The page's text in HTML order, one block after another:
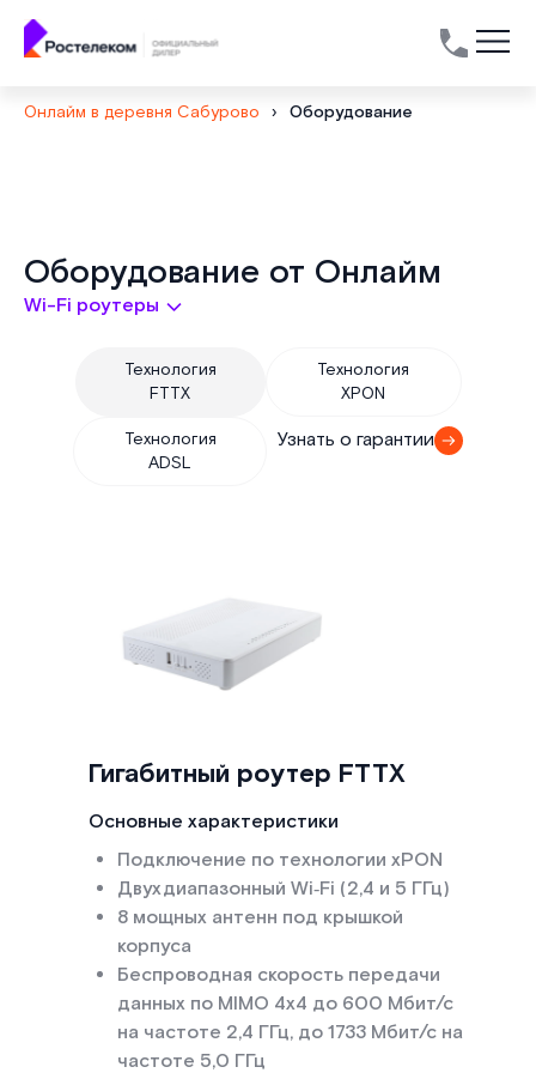
Онлайм в деревня Сабурово › Оборудование
Оборудование от Онлайм
Виды
роутеров
Wi-Fi роутеры
Технология
FTTX
Технология
XPON
Технология
ADSL
Узнать о гарантии
Гигабитный роутер FTTX
Основные характеристики
Подключение по технологии xPON
Двухдиапазонный Wi‑Fi (2,4 и 5 ГГц)
8 мощных антенн под крышкой
корпуса
Беспроводная скорость передачи
данных по MIMO 4x4 до 600 Мбит/с
на частоте 2,4 ГГц, до 1733 Мбит/с на
частоте 5,0 ГГц